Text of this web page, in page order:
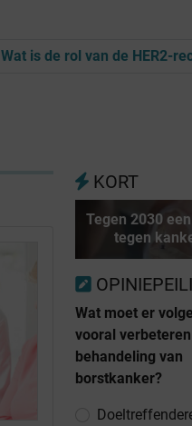
Wat is de rol van de HER2-
KORT
Tegen 2030
tegen
Wat moet er
vooral
behandeling van
borstkanker?